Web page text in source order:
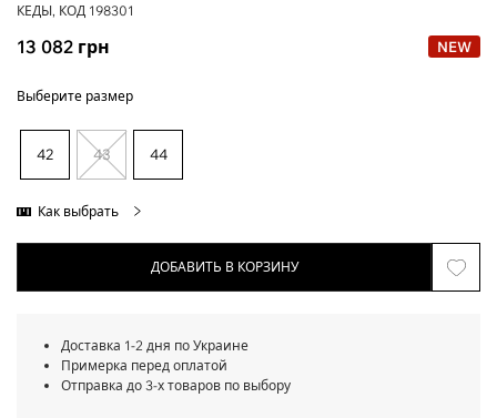
КЕДЫ, КОД 198301
13 082 грн NEW
Выберите размер
42 43 44
Как выбрать
ДОБАВИТЬ В КОРЗИНУ
Доставка 1-2 дня по Украине
Примерка перед оплатой
Отправка до 3-х товаров по выбору